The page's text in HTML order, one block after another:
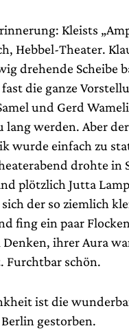
Kleists
Hebbel-Theater.
drehende Scheibe
die ganze
und Gerd
werden. Aber
wurde einfach zu
drohte in
plötzlich Jutta
sich der so ziemlich
fing ein paar
ihrer Aura
Furchtbar schön.
ist die
gestorben.